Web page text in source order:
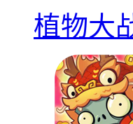
植物大